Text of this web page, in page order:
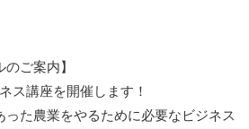
のご案内】
ス講座を開催します！
った農業をやるために必要なビジネス